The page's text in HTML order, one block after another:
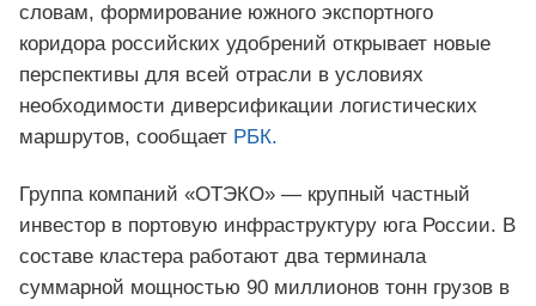
словам, формирование южного экспортного
коридора российских удобрений открывает новые
перспективы для всей отрасли в условиях
необходимости диверсификации логистических
маршрутов, сообщает РБК.
Группа компаний «ОТЭКО» — крупный частный
инвестор в портовую инфраструктуру юга России. В
составе кластера работают два терминала
суммарной мощностью 90 миллионов тонн грузов в